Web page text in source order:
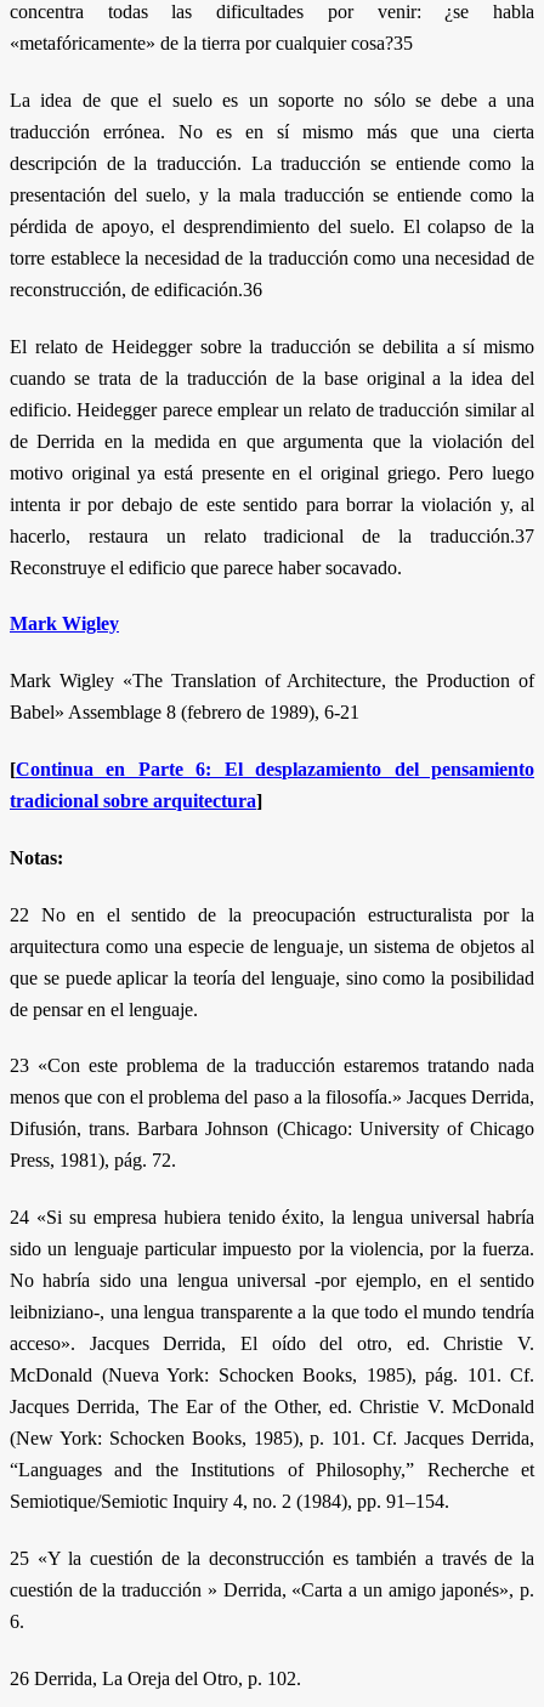
concentra todas las dificultades por venir: ¿se habla
«metafóricamente» de la tierra por cualquier cosa?35
La idea de que el suelo es un soporte no sólo se debe a una
traducción errónea. No es en sí mismo más que una cierta
descripción de la traducción. La traducción se entiende como la
presentación del suelo, y la mala traducción se entiende como la
pérdida de apoyo, el desprendimiento del suelo. El colapso de la
torre establece la necesidad de la traducción como una necesidad de
reconstrucción, de edificación.36
El relato de Heidegger sobre la traducción se debilita a sí mismo
cuando se trata de la traducción de la base original a la idea del
edificio. Heidegger parece emplear un relato de traducción similar al
de Derrida en la medida en que argumenta que la violación del
motivo original ya está presente en el original griego. Pero luego
intenta ir por debajo de este sentido para borrar la violación y, al
hacerlo, restaura un relato tradicional de la traducción.37
Reconstruye el edificio que parece haber socavado.
Mark Wigley
Mark Wigley «The Translation of Architecture, the Production of
Babel» Assemblage 8 (febrero de 1989), 6-21
[Continua en Parte 6: El desplazamiento del pensamiento
tradicional sobre arquitectura]
Notas:
22 No en el sentido de la preocupación estructuralista por la
arquitectura como una especie de lenguaje, un sistema de objetos al
que se puede aplicar la teoría del lenguaje, sino como la posibilidad
de pensar en el lenguaje.
23 «Con este problema de la traducción estaremos tratando nada
menos que con el problema del paso a la filosofía.» Jacques Derrida,
Difusión, trans. Barbara Johnson (Chicago: University of Chicago
Press, 1981), pág. 72.
24 «Si su empresa hubiera tenido éxito, la lengua universal habría
sido un lenguaje particular impuesto por la violencia, por la fuerza.
No habría sido una lengua universal -por ejemplo, en el sentido
leibniziano-, una lengua transparente a la que todo el mundo tendría
acceso». Jacques Derrida, El oído del otro, ed. Christie V.
McDonald (Nueva York: Schocken Books, 1985), pág. 101. Cf.
Jacques Derrida, The Ear of the Other, ed. Christie V. McDonald
(New York: Schocken Books, 1985), p. 101. Cf. Jacques Derrida,
“Languages and the Institutions of Philosophy,” Recherche et
Semiotique/Semiotic Inquiry 4, no. 2 (1984), pp. 91–154.
25 «Y la cuestión de la deconstrucción es también a través de la
cuestión de la traducción » Derrida, «Carta a un amigo japonés», p.
6.
26 Derrida, La Oreja del Otro, p. 102.